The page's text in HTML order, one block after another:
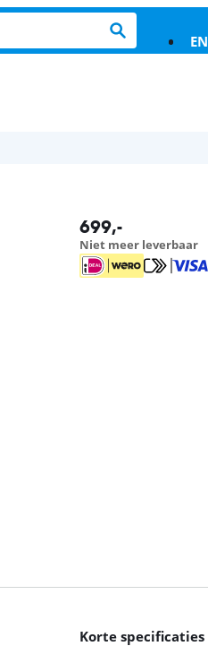
EN
699,-
Niet meer leverbaar
Korte specificaties